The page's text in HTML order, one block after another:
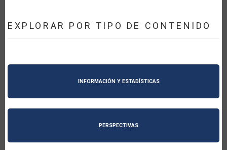
EXPLORAR POR TIPO DE CONTENIDO
INFORMACIÓN Y ESTADÍSTICAS
PERSPECTIVAS